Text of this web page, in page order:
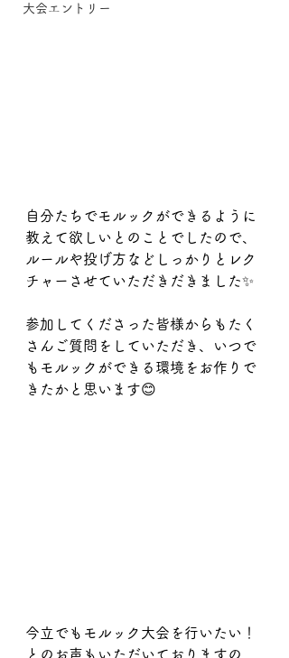
大会エントリー
自分たちでモルックができるように
教えて欲しいとのことでしたので、
ルールや投げ方などしっかりとレク
チャーさせていただきだきました✨
参加してくださった皆様からもたく
さんご質問をしていただき、いつで
もモルックができる環境をお作りで
きたかと思います😊
今立でもモルック大会を行いたい！
とのお声もいただいておりますの